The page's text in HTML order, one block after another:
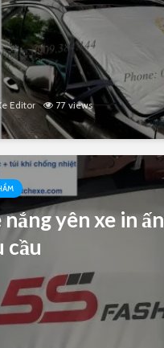
Editor 77 views
yên xe in ấn
cầu